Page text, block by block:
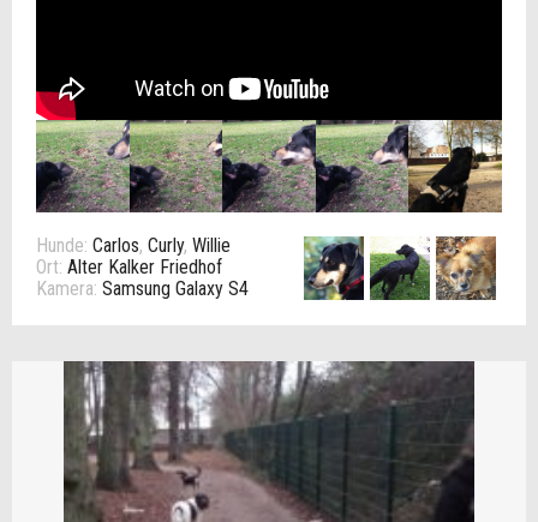
Hunde: Carlos, Curly, Willie
Ort: Alter Kalker Friedhof
Kamera: Samsung Galaxy S4